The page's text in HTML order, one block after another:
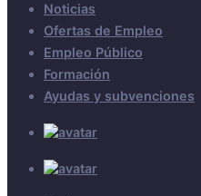
Noticias
Ofertas de Empleo
Empleo Público
Formación
Ayudas y subvenciones